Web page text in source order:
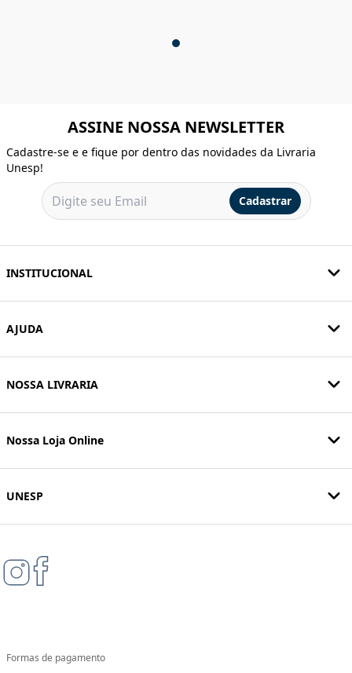
ASSINE NOSSA NEWSLETTER
Cadastre-se e e fique por dentro das novidades da Livraria
Unesp!
Cadastrar
INSTITUCIONAL
AJUDA
NOSSA LIVRARIA
Nossa Loja Online
UNESP
Formas de pagamento